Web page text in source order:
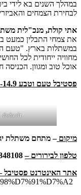
במהלך השנים בא לידי
לבחירת הצמחים
אתי קולת, מנכ"לית
את צמחי התבלין כמעט
במשתלות בארץ. "טעם
מחוויה ייחודית לכל
אוכל טוב ומגוון.
פסטיבל טעם וטבע 13-14.9
default
מיקום– מתחם משתלת
טלפון לבירורים –
אתר האינטרנט פסטיבל